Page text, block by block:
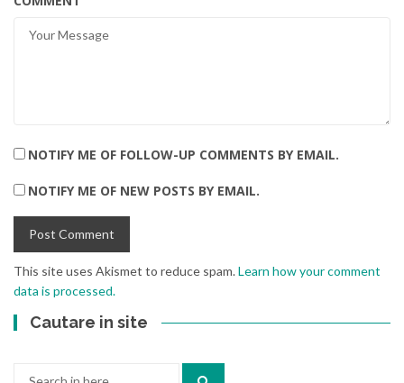
NOTIFY ME OF FOLLOW-UP COMMENTS BY EMAIL.
NOTIFY ME OF NEW POSTS BY EMAIL.
This site uses Akismet to reduce spam.Learn how your comment
data is processed.
Cautare in site